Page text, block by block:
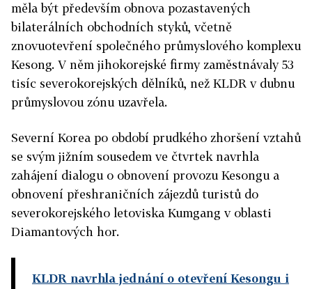
měla být především obnova pozastavených
bilaterálních obchodních styků, včetně
znovuotevření společného průmyslového komplexu
Kesong. V něm jihokorejské firmy zaměstnávaly 53
tisíc severokorejských dělníků, než KLDR v dubnu
průmyslovou zónu uzavřela.
Severní Korea po období prudkého zhoršení vztahů
se svým jižním sousedem ve čtvrtek navrhla
zahájení dialogu o obnovení provozu Kesongu a
obnovení přeshraničních zájezdů turistů do
severokorejského letoviska Kumgang v oblasti
Diamantových hor.
KLDR navrhla jednání o otevření Kesongu i